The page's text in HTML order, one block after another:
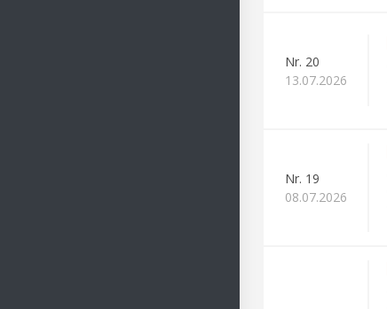
Nr. 20
13.07.2026
Nr. 19
08.07.2026